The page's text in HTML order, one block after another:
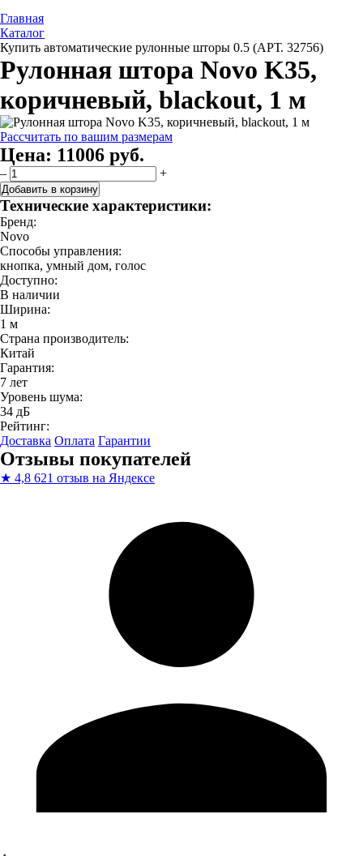
Главная
Каталог
Купить автоматические рулонные шторы 0.5 (АРТ. 32756)
Рулонная штора Novo K35,
коричневый, blackout, 1 м
Рассчитать по вашим размерам
Цена: 11006 руб.
– +
Добавить в корзину
Технические характеристики:
Бренд:
Novo
Способы управления:
кнопка, умный дом, голос
Доступно:
В наличии
Ширина:
1 м
Страна производитель:
Китай
Гарантия:
7 лет
Уровень шума:
34 дБ
Рейтинг:
Доставка Оплата Гарантии
Отзывы покупателей
★ 4,8 621 отзыв на Яндексе